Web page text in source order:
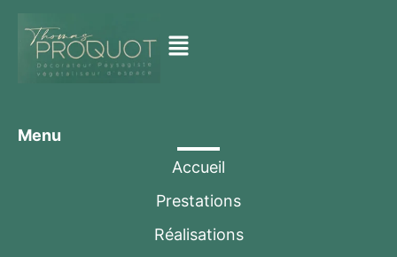
Menu
Accueil
Prestations
Réalisations